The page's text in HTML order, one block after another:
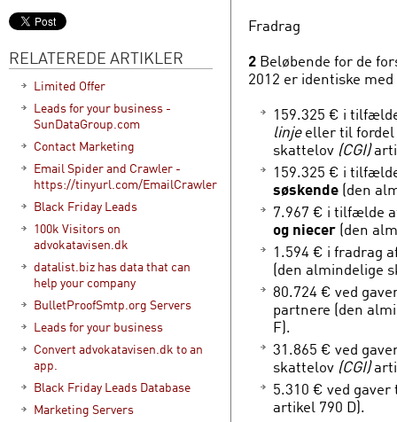
RELATEREDE ARTIKLER
Limited Offer
Leads for your business -
SunDataGroup.com
Contact Marketing
Email Spider and Crawler -
https://tinyurl.com/EmailCrawler
Black Friday Leads
100k Visitors on
advokatavisen.dk
datalist.biz has data that can
help your company
BulletProofSmtp.org Servers
Leads for your business
Convert advokatavisen.dk to an
app.
Black Friday Leads Database
Marketing Servers
Fradrag
2 Beløbende for de
2012 er identiske
159.325 € i
linjeeller til
skattelov (CGI)
159.325 € i
søskende (den
7.967 € i tilfælde
og niecer (den
1.594 € i fradrag
(den almindelige
80.724 € ved
partnere (den
F).
31.865 € ved
skattelov (CGI)
5.310 € ved
artikel 790 D).